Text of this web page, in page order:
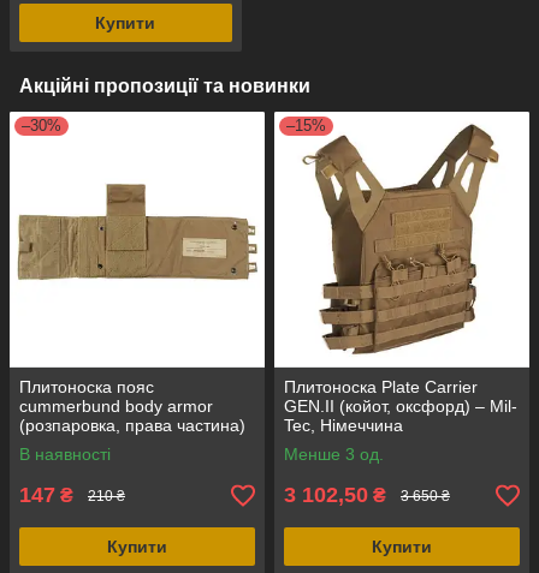
Купити
Акційні пропозиції та новинки
–30%
Плитоноска пояс
сummerbund body armor
(розпаровка, права частина)
койот, Cordura США
В наявності
147 ₴ 210 ₴
Купити
–15%
Плитоноска Plate Carrier
GEN.II (койот, оксфорд) – Mil-
Tec, Німеччина
Менше 3 од.
3 102,50 ₴ 3 650 ₴
Купити